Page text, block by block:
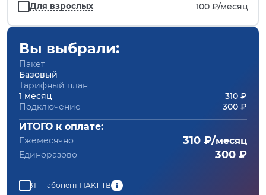
Для взрослых 100 ₽/месяц
Вы выбрали:
Пакет
Базовый
Тарифный план
1 месяц
310 ₽
Подключение
300 ₽
ИТОГО к оплате:
Ежемесячно 310 ₽/месяц
Единоразово 300 ₽
Я — абонент ПАКТ ТВ